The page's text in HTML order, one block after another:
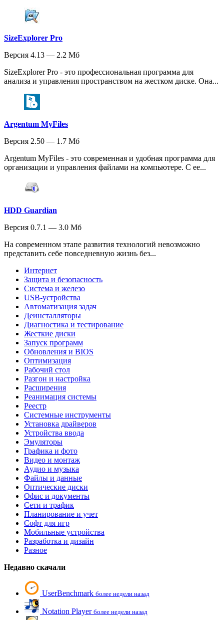
SizeExplorer Pro
Версия 4.13 — 2.2 Мб
SizeExplorer Pro - это профессиональная программа для
анализа и управления пространством на жестком диске. Она...
Argentum MyFiles
Версия 2.50 — 1.7 Мб
Argentum MyFiles - это современная и удобная программа для
организации и управления файлами на компьютере. С ее...
HDD Guardian
Версия 0.7.1 — 3.0 Мб
На современном этапе развития технологий невозможно
представить себе повседневную жизнь без...
Интернет
Защита и безопасность
Система и железо
USB-устройства
Автоматизация задач
Деинсталляторы
Диагностика и тестирование
Жесткие диски
Запуск программ
Обновления и BIOS
Оптимизация
Рабочий стол
Разгон и настройка
Расширения
Реанимация системы
Реестр
Системные инструменты
Установка драйверов
Устройства ввода
Эмуляторы
Графика и фото
Видео и монтаж
Аудио и музыка
Файлы и данные
Оптические диски
Офис и документы
Сети и трафик
Планирование и учет
Софт для игр
Мобильные устройства
Разработка и дизайн
Разное
Недавно скачали
UserBenchmark более недели назад
Notation Player более недели назад